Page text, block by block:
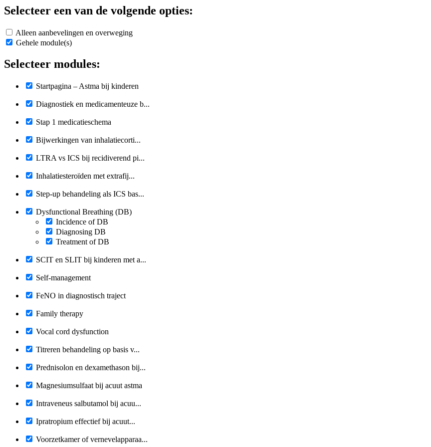
Selecteer een van de volgende opties:
Alleen aanbevelingen en overweging
Gehele module(s)
Selecteer modules:
Startpagina – Astma bij kinderen
Diagnostiek en medicamenteuze b...
Stap 1 medicatieschema
Bijwerkingen van inhalatiecorti...
LTRA vs ICS bij recidiverend pi...
Inhalatiesteroïden met extrafij...
Step-up behandeling als ICS bas...
Dysfunctional Breathing (DB)
Incidence of DB
Diagnosing DB
Treatment of DB
SCIT en SLIT bij kinderen met a...
Self-management
FeNO in diagnostisch traject
Family therapy
Vocal cord dysfunction
Titreren behandeling op basis v...
Prednisolon en dexamethason bij...
Magnesiumsulfaat bij acuut astma
Intraveneus salbutamol bij acuu...
Ipratropium effectief bij acuut...
Voorzetkamer of vernevelapparaa...